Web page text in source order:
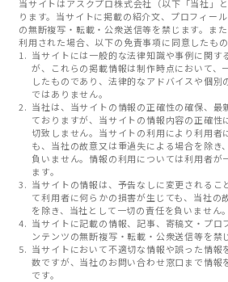
当サイトはアスクプロ株式会社（以下「当社」
ります。当サイトに掲載の紹介文、プロフィー
の無断複写・転載・公衆送信等を禁じます。ま
利用された場合、以下の免責事項に同意したもの
当サイトには一般的な法律知識や事例に関す
が、これらの掲載情報は制作時点において、
したものであり、法律的なアドバイスや個別
ではありません。
当社は、当サイトの情報の正確性の確保、最
ておりますが、当サイトの情報内容の正確性
切致しません。当サイトの利用により利用者
も、当社の故意又は重過失による場合を除き
負いません。情報の利用については利用者が
ます。
当サイトの情報は、予告なしに変更されるこ
て利用者に何らかの損害が生じても、当社の
を除き、当社として一切の責任を負いません。
当サイトに記載の情報、記事、寄稿文・プロ
ンテンツの無断複写・転載・公衆送信等を禁
当サイトにおいて不適切な情報や誤った情報
数ですが、当社のお問い合わせ窓口まで情報
です。